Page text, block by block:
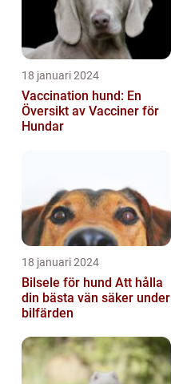
18 januari 2024
Vaccination hund: En
Översikt av Vacciner för
Hundar
18 januari 2024
Bilsele för hund Att hålla
din bästa vän säker under
bilfärden